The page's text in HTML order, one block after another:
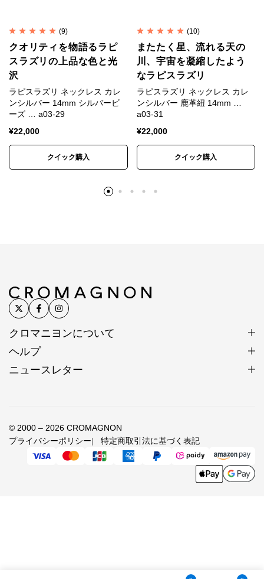
素材
シルバービーズ SV950(銀純度95%)/タイ製
留め具 SV925/イタリア製 木綿紐/日本製
シルバービーズ直径2.5～3.5mm×幅4.5～
5mm 木綿紐直径約1.5mm
サイズ
カレンシルバー
ます。
一つひとつが手作りで、それぞれが異なる表情を持ち
ます。
丹念に刻印が打ち込まれたシルバービーズに職人の技
と心意気を感じられます。
(9)
クオリティを物語るラピ
スラズリの上品な色と光
沢
ラピスラズリ ネックレス カレ
ンシルバー 14mm シルバービ
ーズ … a03-29
¥22,000
クイック購入
(10)
またたく星、流れる天の
川、宇宙を凝縮したよう
なラピスラズリ
ラピスラズリ ネックレス カレ
ンシルバー 鹿革紐 14mm …
a03-31
¥22,000
クイック購入
クロマニヨンについて
ヘルプ
ニュースレター
© 2000 – 2026 CROMAGNON
プライバシーポリシー
特定商取引法に基づく表記